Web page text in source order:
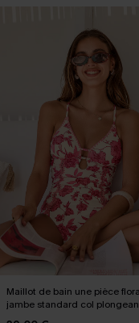
Maillot de bain une pièce
jambe standard col